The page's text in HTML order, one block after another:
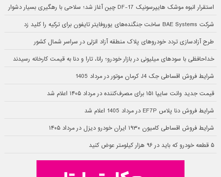
استقرار انبوه موشک هایپرسونیک DF-17 چین آغاز شد؛ سلاحی با رهگیری بسیار دشوار
شرکت BAE Systems ساخت جنگنده‌های یوروفایتر تایفون برای ترکیه را کلید زد
طرح آزادسازی تردد خودروهای پلاک منطقه آزاد انزلی در سراسر شمال کشور
خداحافظی با سودهای میلیونی در بازار خودرو؛ رانا، تارا و دنا به قیمت کارخانه رسیدند
شرایط فروش اقساطی جک J4 کرمان موتور در مرداد 1405
قیمت جدید وانت سایپا ۱۵۱ برای مصرف‌کننده در مرداد ۱۴۰۵ اعلام شد
شرایط فروش دنا پلاس EF7P در مرداد 1405 اعلام شد
شرایط فروش اقساطی کامیون ۱۹۳۰ ایران خودرو دیزل در مرداد ۱۴۰۵
۵ قطعه خودرو که باید در ۹۶ هزار کیلومتر عوض کنید